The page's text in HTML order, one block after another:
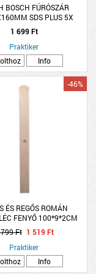
BOSCH FÚRÓSZÁR
SDS PLUS 5X
1 699 Ft
Praktiker
Info
ÉS REGŐS ROMÁN
FENYŐ 100*9*2CM
-46%
Ft 1 519 Ft
Praktiker
Info